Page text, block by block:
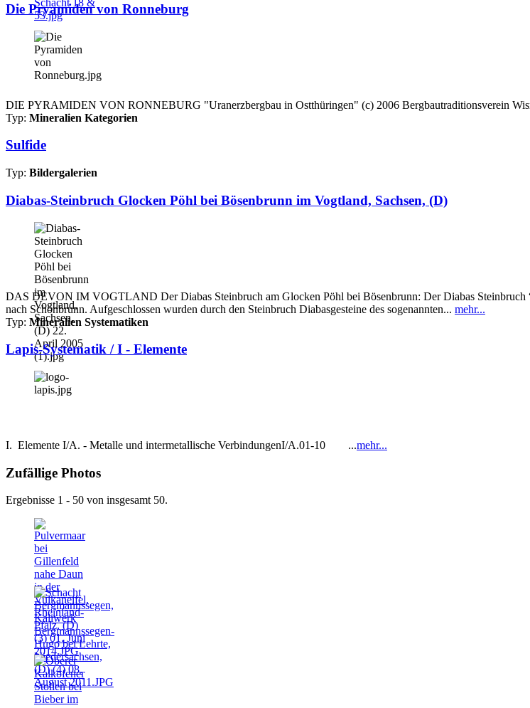
Die Pryamiden von Ronneburg
DIE PYRAMIDEN VON RONNEBURG "Uranerzbergbau in Ostthüringen" (c) 2006 Bergbautraditionsverein
Typ: Mineralien Kategorien
Sulfide
Typ: Bildergalerien
Diabas-Steinbruch Glocken Pöhl bei Bösenbrunn im Vogtland, Sachsen, (D)
DAS DEVON IM VOGTLAND Der Diabas Steinbruch am Glocken Pöhl bei Bösenbrunn: Der Diabas Steinbruch
nach Schönbrunn. Aufgeschlossen wurden durch den Steinbruch Diabasgesteine des sogenannten... mehr...
Typ: Mineralien Systematiken
Lapis-Systematik / I - Elemente
I. Elemente I/A. - Metalle und intermetallische VerbindungenI/A.01-10 ...mehr...
Zufällige Photos
Ergebnisse 1 - 50 von insgesamt 50.